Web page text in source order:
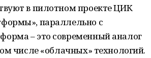
в пилотном проекте ЦИК
параллельно с
– это современный аналог
числе «облачных» технологий.